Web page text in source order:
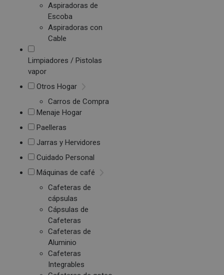
Aspiradoras de
Escoba
Aspiradoras con
Cable
Limpiadores / Pistolas
vapor
Otros Hogar
Carros de Compra
Menaje Hogar
Paelleras
Jarras y Hervidores
Cuidado Personal
Máquinas de café
Cafeteras de
cápsulas
Cápsulas de
Cafeteras
Cafeteras de
Aluminio
Cafeteras
Integrables